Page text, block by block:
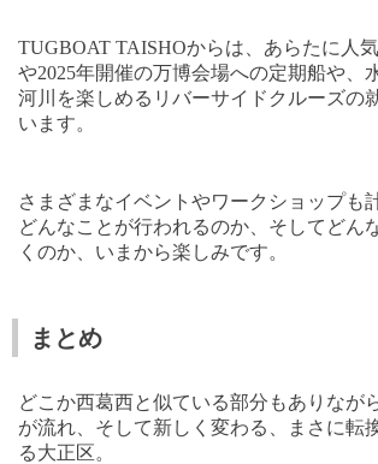
TUGBOAT TAISHOからは、あらたに人
や2025年開催の万博会場への定期船や、
河川を楽しめるリバーサイドクルーズの
います。
さまざまなイベントやワークショップも
どんなことが行われるのか、そしてどん
くのか、いまから楽しみです。
まとめ
どこか西葛西と似ている部分もありなが
が流れ、そして新しく変わる、まさに転
る大正区。